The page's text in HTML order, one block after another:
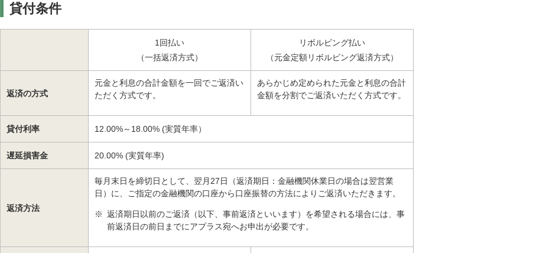
貸付条件
1回払い
（一括返済方式）
リボルビング払い
（元金定額リボルビング返済方式）
返済の方式
元金と利息の合計金額を一回でご返済い
ただく方式です。
あらかじめ定められた元金と利息の合計
金額を分割でご返済いただく方式です。
貸付利率 12.00%～18.00% (実質年率）
遅延損害金 20.00% (実質年率)
返済方法
毎月末日を締切日として、翌月27日（返済期日：金融機関休業日の場合は翌営業
日）に、ご指定の金融機関の口座から口座振替の方法によりご返済いただきます。
※ 返済期日以前のご返済（以下、事前返済といいます）を希望される場合には、事
前返済日の前日までにアプラス宛へお申出が必要です。